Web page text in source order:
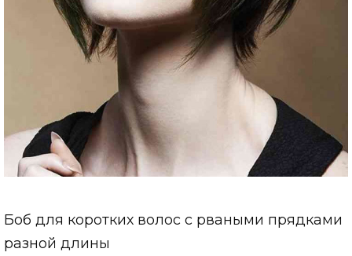
Боб для коротких волос с рваными прядками
разной длины